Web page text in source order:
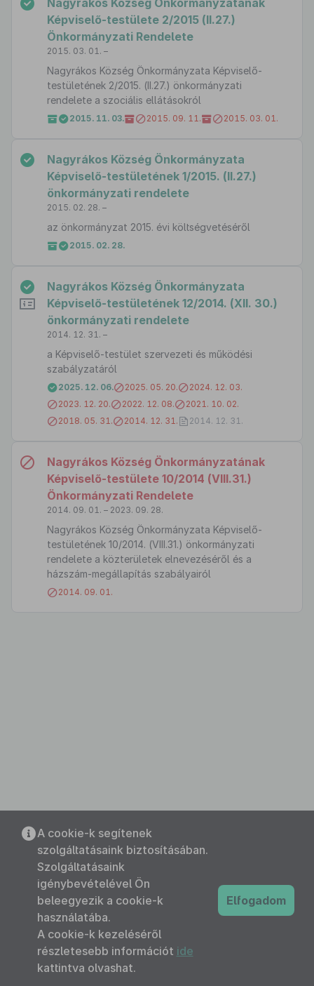
Nagyrákos Község Önkormányzatának
Képviselő-testülete 2/2015 (II.27.)
Önkormányzati Rendelete
2015. 03. 01. –
Nagyrákos Község Önkormányzata Képviselő-
testületének 2/2015. (II.27.) önkormányzati
rendelete a szociális ellátásokról
2015. 11. 03. 2015. 09. 11. 2015. 03. 01.
Nagyrákos Község Önkormányzata
Képviselő-testületének 1/2015. (II.27.)
önkormányzati rendelete
2015. 02. 28. –
az önkormányzat 2015. évi költségvetéséről
2015. 02. 28.
Nagyrákos Község Önkormányzata
Képviselő-testületének 12/2014. (XII. 30.)
önkormányzati rendelete
2014. 12. 31. –
a Képviselő-testület szervezeti és működési
szabályzatáról
2025. 12. 06. 2025. 05. 20.
2024. 12. 03.
2023. 12. 20.
2022. 12. 08.
2021. 10. 02.
2018. 05. 31.
2014. 12. 31. 2014. 12. 31.
Nagyrákos Község Önkormányzatának
Képviselő-testülete 10/2014 (VIII.31.)
Önkormányzati Rendelete
2014. 09. 01. – 2023. 09. 28.
Nagyrákos Község Önkormányzata Képviselő-
testületének 10/2014. (VIII.31.) önkormányzati
rendelete a közterületek elnevezéséről és a
házszám-megállapítás szabályairól
2014. 09. 01.
A cookie-k segítenek
szolgáltatásaink biztosításában.
Szolgáltatásaink
igénybevételével Ön
beleegyezik a cookie-k
használatába.
A cookie-k kezeléséről
részletesebb információt ide
kattintva olvashat.
Elfogadom